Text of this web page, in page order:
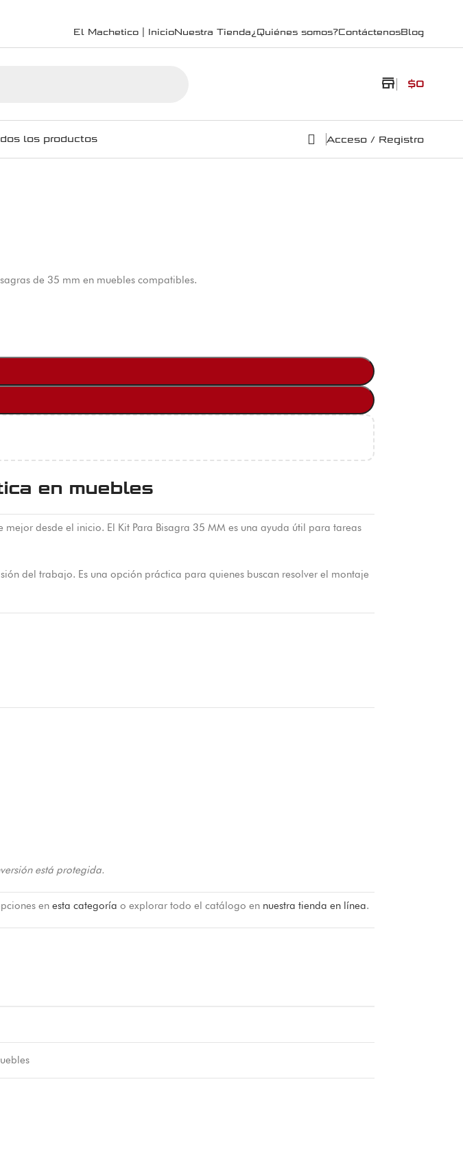
El Machetico | InicioNuestra Tienda¿Quiénes somos?ContáctenosBlog
store $0
los productos Acceso / Registro
de 35 mm en muebles compatibles.
en muebles
desde el inicio. El Kit Para Bisagra 35 MM es una ayuda útil para tareas
del trabajo. Es una opción práctica para quienes buscan resolver el montaje
está protegida.
en esta categoría o explorar todo el catálogo en nuestra tienda en línea.